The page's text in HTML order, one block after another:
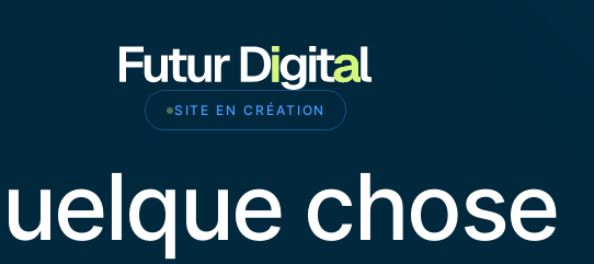
SITE EN CRÉATION
chose